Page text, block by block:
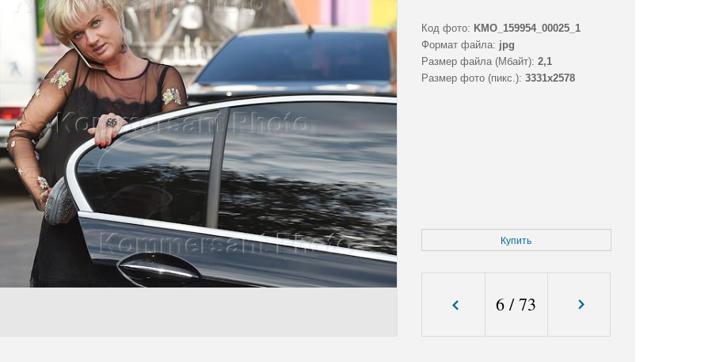
Код фото: KMO_159954_00025_1
Формат файла: jpg
Размер файла (Мбайт): 2,1
Размер фото (пикс.): 3331x2578
Купить
6 /73